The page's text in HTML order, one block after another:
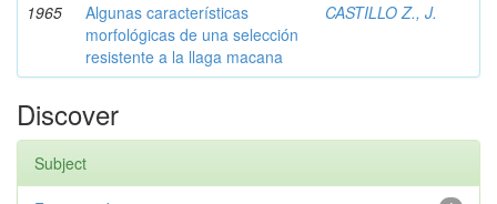
1965
Algunas características
morfológicas de una selección
resistente a la llaga macana
CASTILLO Z., J.
Discover
Subject